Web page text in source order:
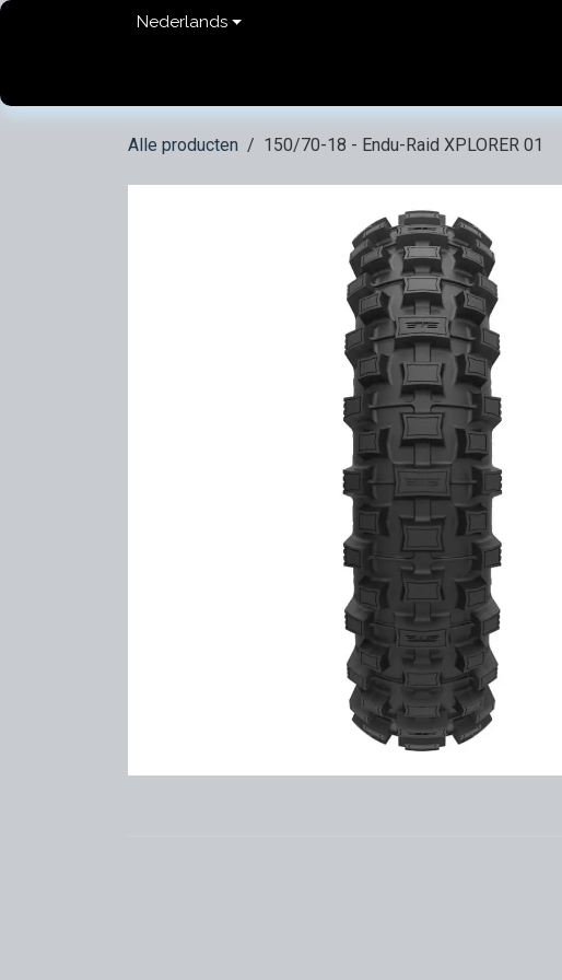
Overslaan naar inhoud
Nederlands
Alle producten 150/70-18 - Endu-Raid XPLORER 01